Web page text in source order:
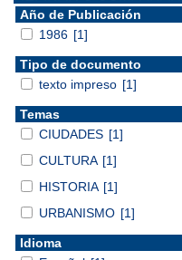
Año de Publicación
1986 [1]
Tipo de documento
texto impreso [1]
Temas
CIUDADES [1]
CULTURA [1]
HISTORIA [1]
URBANISMO [1]
Idioma